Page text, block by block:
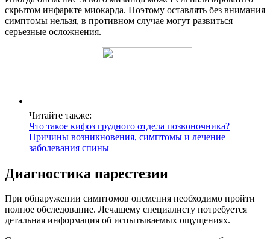
скрытом инфаркте миокарда. Поэтому оставлять без внимания
симптомы нельзя, в противном случае могут развиться
серьезные осложнения.
Читайте также:
Что такое кифоз грудного отдела позвоночника?
Причины возникновения, симптомы и лечение
заболевания спины
Диагностика парестезии
При обнаружении симптомов онемения необходимо пройти
полное обследование. Лечащему специалисту потребуется
детальная информация об испытываемых ощущениях.